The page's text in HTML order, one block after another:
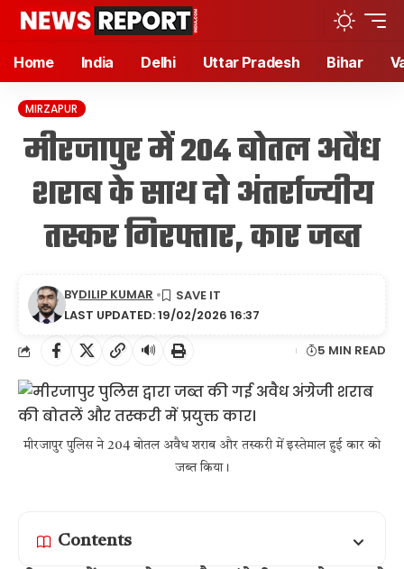
Home India Delhi Uttar Pradesh Bihar
MIRZAPUR
मीरजापुर में 204 बोतल अवैध
शराब के साथ दो अंतर्राज्यीय
तस्कर गिरफ्तार, कार जब्त
LAST UPDATED: 19/02/2026 16:37
BYDILIP KUMAR
🔊 5 MIN READ
मीरजापुर पुलिस ने 204 बोतल अवैध शराब और तस्करी में इस्तेमाल हुई कार को
जब्त किया।
Contents